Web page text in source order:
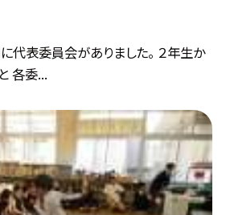
代表委員会がありました。 ２年生か
各委...